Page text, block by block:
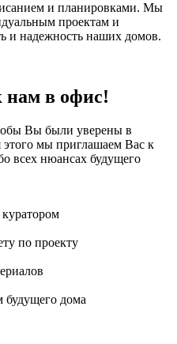
и планировками. Мы
проектам и
и надежность наших домов.
нам в офис!
Вы были уверены в
этого мы приглашаем Вас к
всех нюансах будущего
по проекту
будущего дома